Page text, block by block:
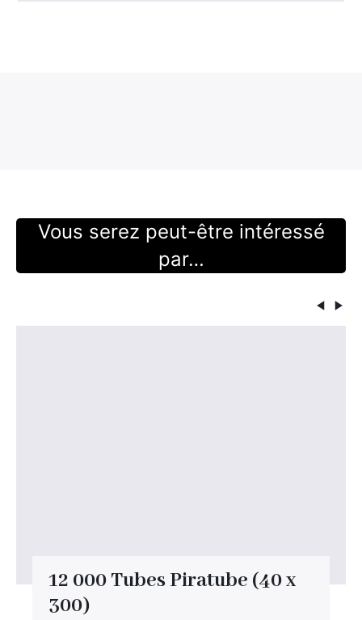
Vous serez peut-être intéressé
par…
12 000 Tubes Piratube (40 x
300)